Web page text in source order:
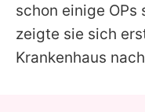
schon einige OPs
zeigte sie sich
Krankenhaus nach